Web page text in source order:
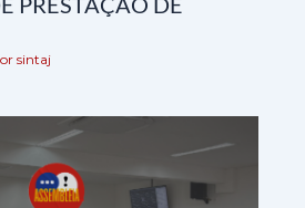
sintaj